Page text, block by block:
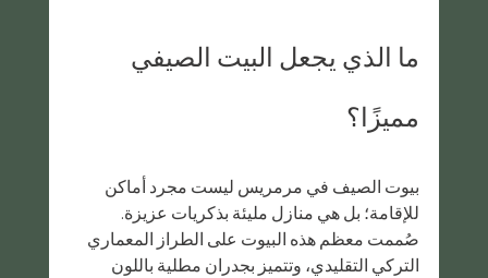
ما الذي يجعل البيت الصيفي
مميزًا؟
بيوت الصيف في مرمريس ليست مجرد أماكن
للإقامة؛ بل هي منازل مليئة بذكريات عزيزة.
صُممت معظم هذه البيوت على الطراز المعماري
التركي التقليدي، وتتميز بجدران مطلية باللون